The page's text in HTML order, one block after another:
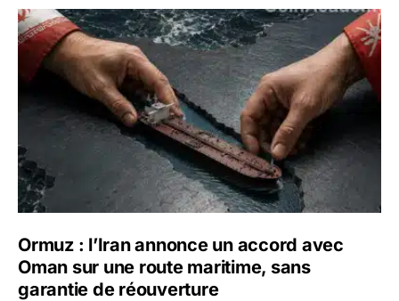
Ormuz : l’Iran annonce un accord avec Oman sur une
Ormuz : l’Iran annonce un accord avec
Oman sur une route maritime, sans
garantie de réouverture